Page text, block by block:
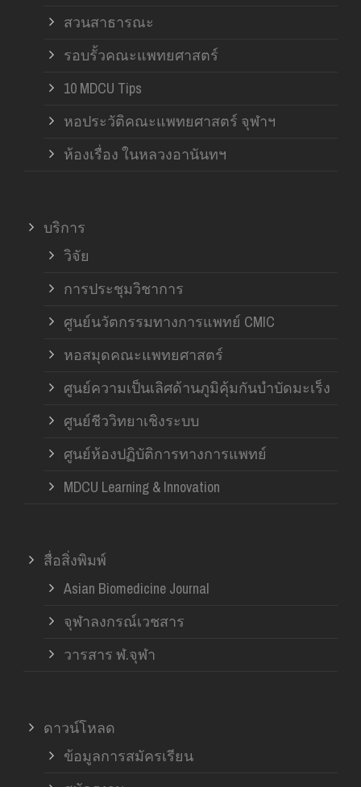
สวนสาธารณะ
รอบรั้วคณะแพทยศาสตร์
10 MDCU Tips
หอประวัติคณะแพทยศาสตร์ จุฬาฯ
ห้องเรื่อง ในหลวงอานันทฯ
บริการ
วิจัย
การประชุมวิชาการ
ศูนย์นวัตกรรมทางการแพทย์ CMIC
หอสมุดคณะแพทยศาสตร์
ศูนย์ความเป็นเลิศด้านภูมิคุ้มกันบำบัดมะเร็ง
ศูนย์ชีววิทยาเชิงระบบ
ศูนย์ห้องปฏิบัติการทางการแพทย์
MDCU Learning & Innovation
สื่อสิ่งพิมพ์
Asian Biomedicine Journal
จุฬาลงกรณ์เวชสาร
วารสาร ฬ.จุฬา
ดาวน์โหลด
ข้อมูลการสมัครเรียน